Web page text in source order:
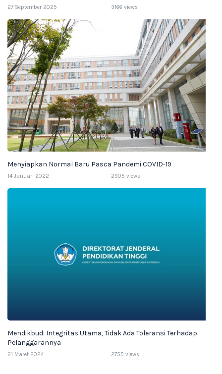
27 September 2025 3166 views
Menyiapkan Normal Baru Pasca Pandemi COVID-19
14 Januari 2022 2905 views
Mendikbud: Integritas Utama, Tidak Ada Toleransi Terhadap
Pelanggarannya
21 Maret 2024 2755 views